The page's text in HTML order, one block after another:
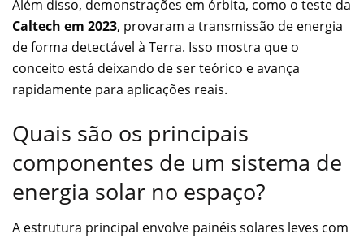
Além disso, demonstrações em órbita, como o teste da
Caltech em 2023, provaram a transmissão de energia
de forma detectável à Terra. Isso mostra que o
conceito está deixando de ser teórico e avança
rapidamente para aplicações reais.
Quais são os principais
componentes de um sistema de
energia solar no espaço?
A estrutura principal envolve painéis solares leves com